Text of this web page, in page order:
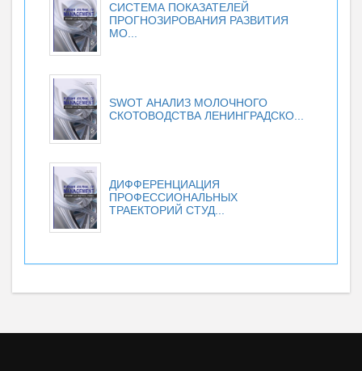
СИСТЕМА ПОКАЗАТЕЛЕЙ
ПРОГНОЗИРОВАНИЯ РАЗВИТИЯ
МО...
SWOT АНАЛИЗ МОЛОЧНОГО
СКОТОВОДСТВА ЛЕНИНГРАДСКО...
ДИФФЕРЕНЦИАЦИЯ
ПРОФЕССИОНАЛЬНЫХ
ТРАЕКТОРИЙ СТУД...